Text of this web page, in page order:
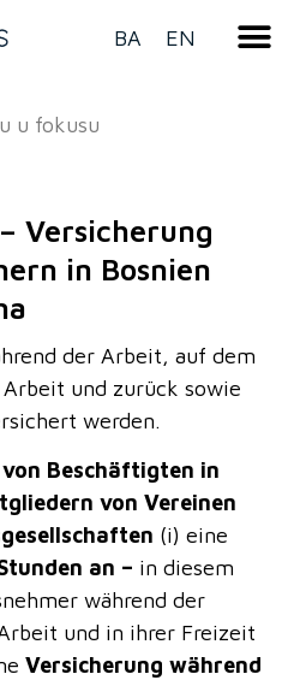
BA EN
u fokusu
Versicherung
in Bosnien
der Arbeit, auf dem
und zurück sowie
werden.
Beschäftigten in
von Vereinen
(i) eine
an – in diesem
während der
und in ihrer Freizeit
Versicherung während